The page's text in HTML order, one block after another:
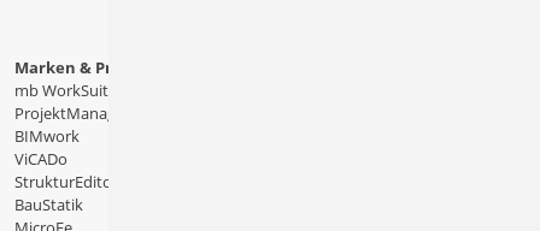
Marken & Produkte
mb WorkSuite
ProjektManager
BIMwork
ViCADo
StrukturEditor
BauStatik